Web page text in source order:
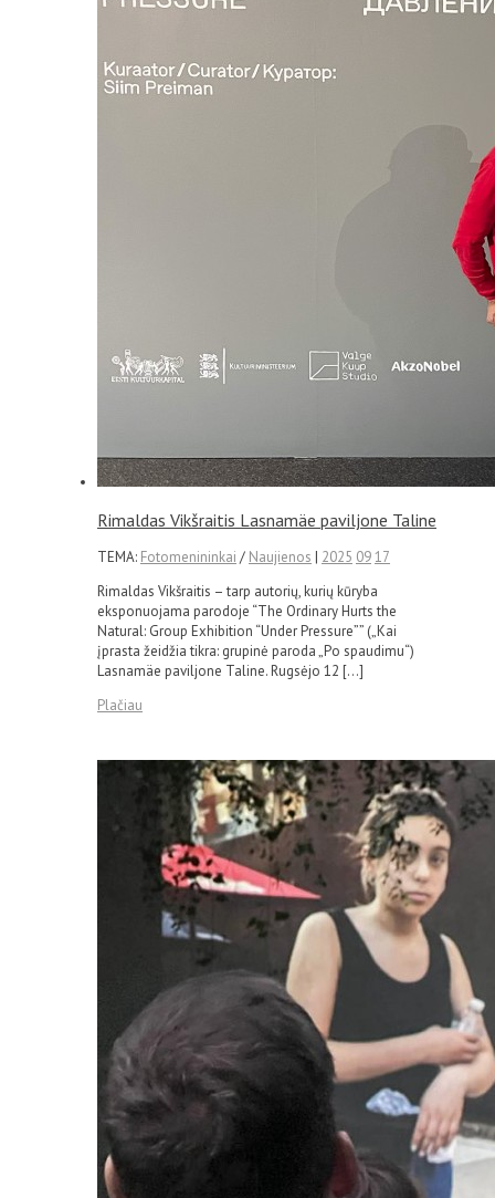
Rimaldas Vikšraitis Lasnamäe paviljone Taline
TEMA: Fotomenininkai / Naujienos | 2025 0917
Rimaldas Vikšraitis – tarp autorių, kurių kūryba
eksponuojama parodoje “The Ordinary Hurts the
Natural: Group Exhibition “Under Pressure”” („Kai
įprasta žeidžia tikra: grupinė paroda „Po spaudimu“)
Lasnamäe paviljone Taline. Rugsėjo 12 […]
Plačiau